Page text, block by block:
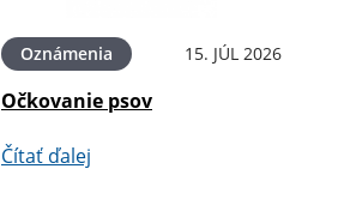
Oznámenia 15. JÚL 2026
Očkovanie psov
Čítať ďalej